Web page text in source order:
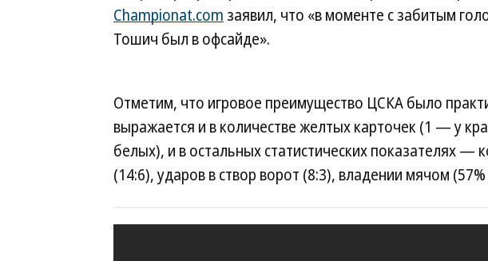
Championat.com заявил, что «в моменте с забитым
Тошич был в офсайде».
Отметим, что игровое преимущество ЦСКА было
выражается и в количестве желтых карточек (1 — у
белых), и в остальных статистических показателях —
(14:6), ударов в створ ворот (8:3), владении мячом